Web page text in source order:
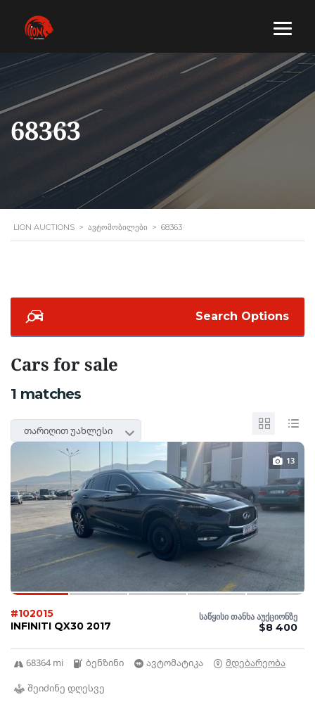
68363
LION AUCTIONS > ᲐᲕᲢᲝᲛᲝᲑᲘᲚᲔᲑᲘ > 68363
Search Options
Cars for sale
1 matches
თარიღით უახლესი
13
საწყისი თანხა აუქციონზე
$8 400
#102015
INFINITI QX30 2017
68364 mi ბენზინი ავტომატიკა
მდებარეობა
შეიძინე დღესვე